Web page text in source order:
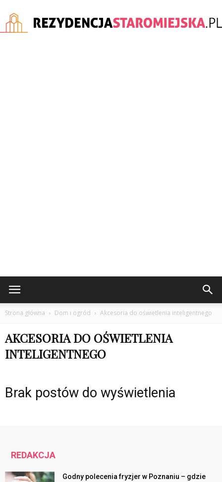
Strona główna Dom i ogród Akcesoria do oświetlenia inteligentnego
AKCESORIA DO OŚWIETLENIA
INTELIGENTNEGO
Brak postów do wyświetlenia
REDAKCJA
Godny polecenia fryzjer w Poznaniu – gdzie